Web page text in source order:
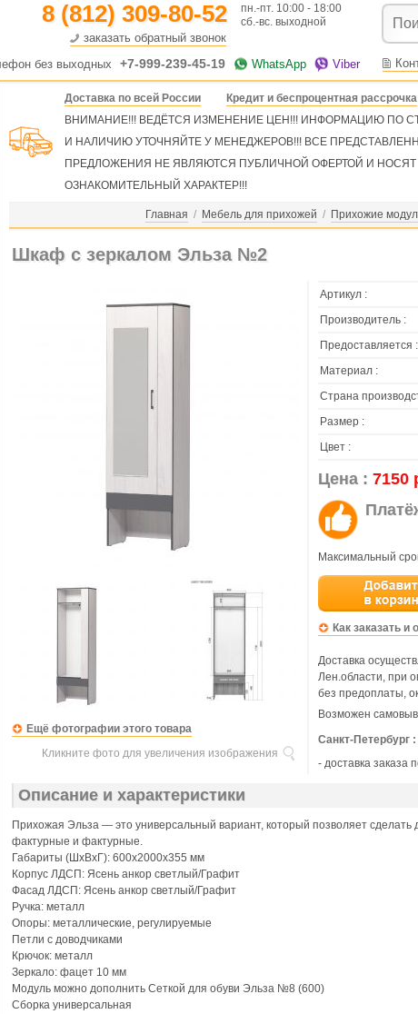
8 (812) 309-80-52
заказать обратный звонок
пн.-пт. 10:00 - 18:00
сб.-вс. выходной
без выходных +7-999-239-45-19 WhatsApp Viber
Доставка по всей России
Кредит и беспроцентная рассрочка
ВНИМАНИЕ!!! ВЕДЁТСЯ ИЗМЕНЕНИЕ ЦЕН!!! ИНФОРМАЦИЮ ПО
И НАЛИЧИЮ УТОЧНЯЙТЕ У МЕНЕДЖЕРОВ!!! ВСЕ
ПРЕДЛОЖЕНИЯ НЕ ЯВЛЯЮТСЯ ПУБЛИЧНОЙ ОФЕРТОЙ И НОСЯТ
ОЗНАКОМИТЕЛЬНЫЙ ХАРАКТЕР!!!
Главная / Мебель для прихожей / Прихожие
Шкаф с зеркалом Эльза №2
Ещё фотографии этого товара
Кликните фото для увеличения изображения
Артикул :
Производитель :
Предоставляется :
Материал :
Страна
Размер :
Цвет :
Цена : 7150
Максимальный
Как заказать и
Доставка
Лен.области, при
без предоплаты,
Возможен
Санкт-Петербург :
- доставка заказа
Описание и характеристики
Прихожая Эльза — это универсальный вариант, который позволяет
фактурные и фактурные.
Габариты (ШхВхГ): 600х2000х355 мм
Корпус ЛДСП: Ясень анкор светлый/Графит
Фасад ЛДСП: Ясень анкор светлый/Графит
Ручка: металл
Опоры: металлические, регулируемые
Петли с доводчиками
Крючок: металл
Зеркало: фацет 10 мм
Модуль можно дополнить Сеткой для обуви Эльза №8 (600)
Сборка универсальная